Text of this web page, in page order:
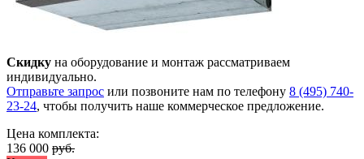
Скидку на оборудование и монтаж рассматриваем
индивидуально.
Отправьте запрос или позвоните нам по телефону 8 (495) 740-
23-24, чтобы получить наше коммерческое предложение.
Цена комплекта:
136 000 руб.